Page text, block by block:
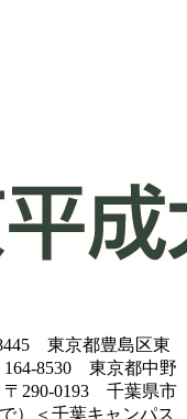
東京都豊島区東
164-8530 東京都中野
〒290-0193 千葉県市
）＜千葉キャンパス